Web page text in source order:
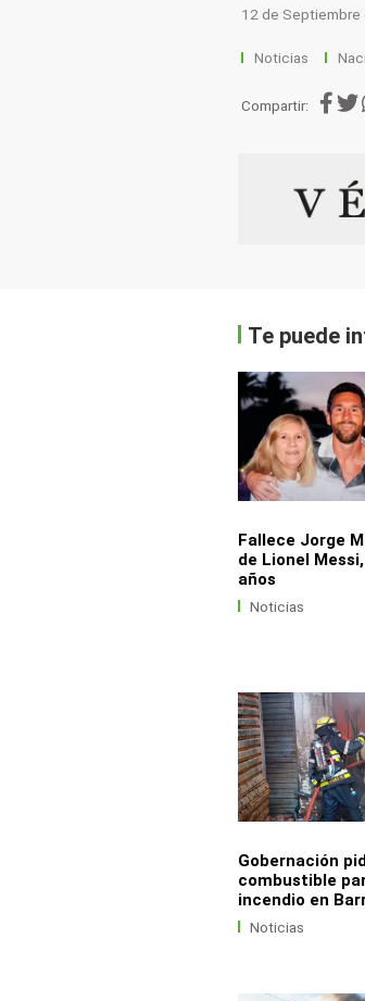
12 de Septiembre
Noticias
Compartir:
Te puede
Fallece Jorge
de Lionel
años
Noticias
Gobernación
combustible
incendio en
Noticias